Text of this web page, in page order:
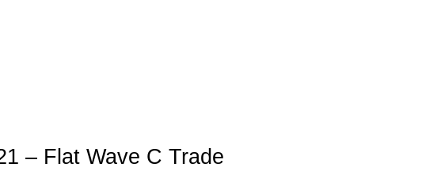
– Flat Wave C Trade